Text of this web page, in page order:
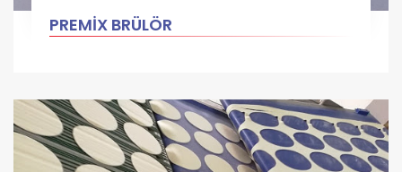
PREMİX BRÜLÖR